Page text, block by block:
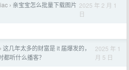
› 亲宝宝怎么批量下载图片 2025 年 2 月 1
日
› 这几年太多的财富是 it 届爆发的，
听什么播客？
2025 年 1
月 5 日